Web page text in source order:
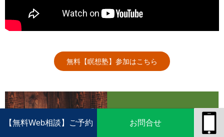
【無料Web相談】ご予約 お問合せ
無料【瞑想塾】参加はこちら